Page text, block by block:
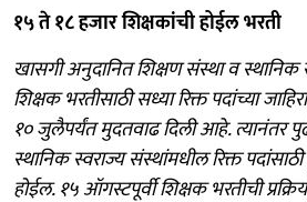
१५ ते १८ हजार शिक्षकांची होईल भरती
खासगी अनुदानित शिक्षण संस्था व स्थानिक
शिक्षक भरतीसाठी सध्या रिक्त पदांच्या
१० जुलैपर्यंत मुदतवाढ दिली आहे. त्यानंतर
स्थानिक स्वराज्य संस्थांमधील रिक्त पदांसाठी
होईल. १५ ऑगस्टपूर्वी शिक्षक भरतीची